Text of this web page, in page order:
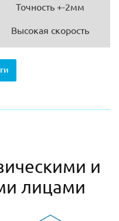
Точность +-2мм
Высокая скорость
и
лицами